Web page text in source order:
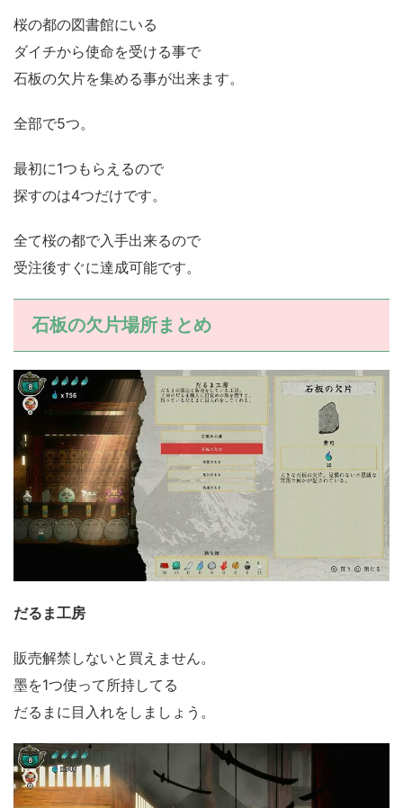
桜の都の図書館にいる
ダイチから使命を受ける事で
石板の欠片を集める事が出来ます。
全部で5つ。
最初に1つもらえるので
探すのは4つだけです。
全て桜の都で入手出来るので
受注後すぐに達成可能です。
石板の欠片場所まとめ
だるま工房
販売解禁しないと買えません。
墨を1つ使って所持してる
だるまに目入れをしましょう。